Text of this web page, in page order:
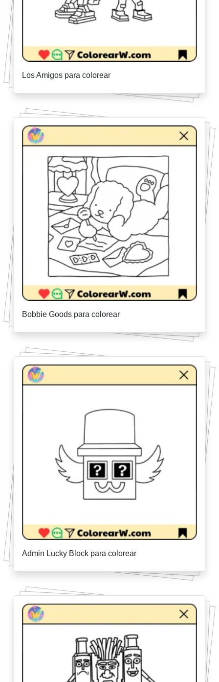
Los Amigos para colorear
Bobbie Goods para colorear
Admin Lucky Block para colorear